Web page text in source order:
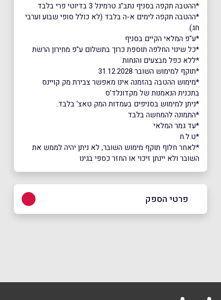
*ההטבה תקפה בסניף נתב"ג טרמינל 3 בדיוטי פרי בלבד
*ההטבה תקפה לימים א-ה בלבד (לא כולל סופי שבוע וערבי
חג).
*ע"פ המלאי הקיים בסניף
*כל שינוי החלפה תוספת כרוך בתשלום ע"פ מחירון הרשת
*ללא כפל מבצעים והנחות
*תוקף למימוש השובר 31.12.2028
*מימוש ההטבה בהזמנה אינו מאפשר צבירת מק קויינס
בתכנית הנאמנות של מקדונלד'ס
*ניתן למימוש בסניפים בעמדות המק טאצ' בלבד.
*התמונה להמחשה בלבד
*עד גמר המלאי
*ט.ל.ח
*לאחר חלוף תוקף מימוש השובר, לא ניתן יהיה לממש את
השובר ולא יינתן זיכוי או החזר כספי בגינו
פרטי הספק
טלפון*